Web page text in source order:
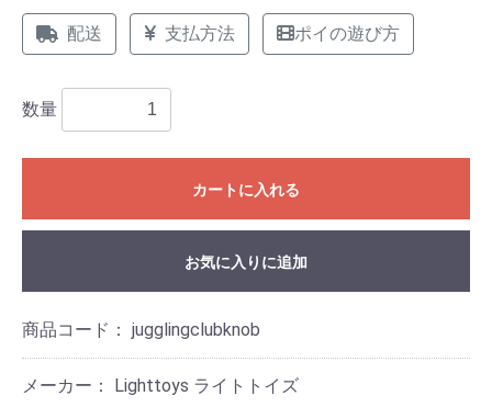
配送 支払方法 ポイの遊び方
数量
カートに入れる
お気に入りに追加
商品コード： jugglingclubknob
メーカー： Lighttoys ライトトイズ